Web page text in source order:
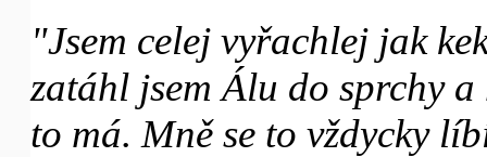
"Jsem celej vyřachlej jak
zatáhl jsem Álu do sprchy
to má. Mně se to vždycky